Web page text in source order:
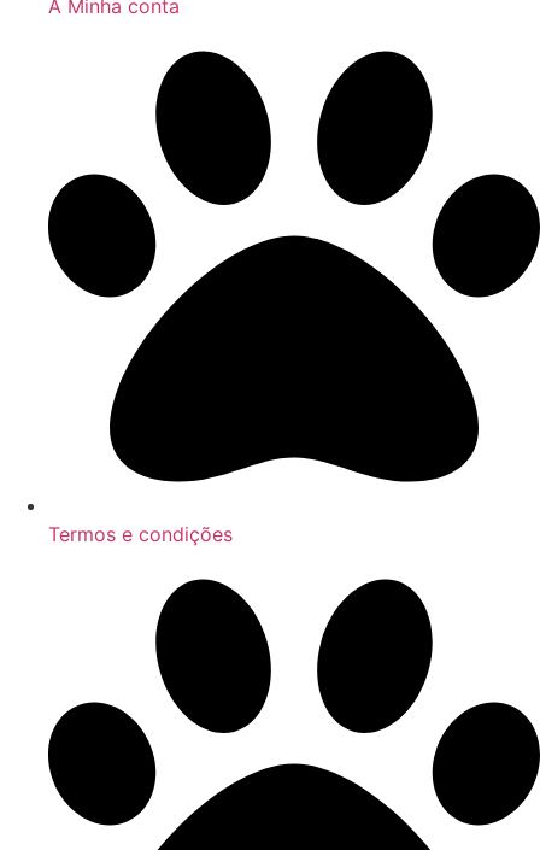
A Minha conta
Termos e condições